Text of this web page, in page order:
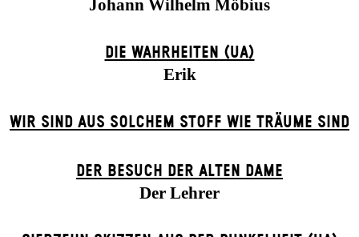
Johann Wilhelm Möbius
DIE WAHRHEITEN (UA)
Erik
WIR SIND AUS SOLCHEM STOFF WIE TRÄUME SIND
DER BE­SUCH DER ALT­EN DA­ME
Der Lehrer